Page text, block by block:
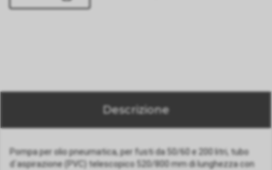
Descrizione
Pompa per olio pneumatica, per fusti da 50/60 e 200 litri, tubo
d`aspirazione (PVC) telescopico 520/800 mm di lunghezza con